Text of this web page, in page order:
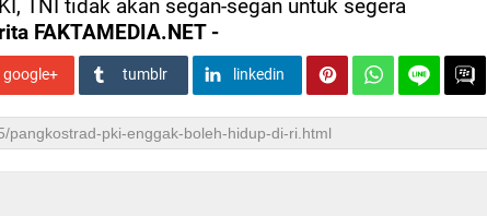
TNI tidak akan segan-segan untuk segera
FAKTAMEDIA.NET -
google+ tumblr linkedin